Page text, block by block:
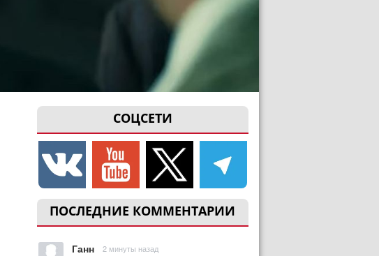
СОЦСЕТИ
ПОСЛЕДНИЕ КОММЕНТАРИИ
Ганн 2 минуты назад